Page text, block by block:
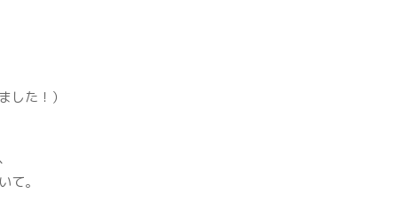
した！）
て。